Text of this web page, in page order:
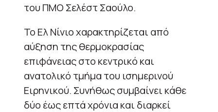
του ΠΜΟ Σελέστ Σαούλο.
Το Ελ Νίνιο χαρακτηρίζεται από
αύξηση της θερμοκρασίας
επιφάνειας στο κεντρικό και
ανατολικό τμήμα του ισημερινού
Ειρηνικού. Συνήθως συμβαίνει κάθε
δύο έως επτά χρόνια και διαρκεί